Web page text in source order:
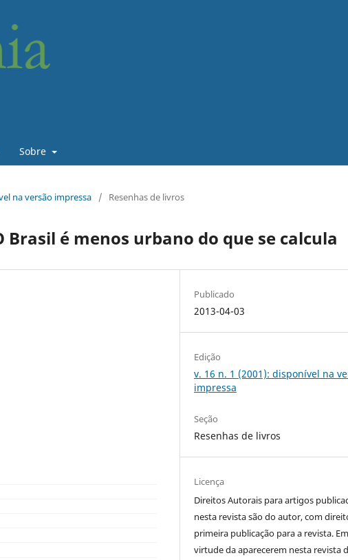
Sobre
na versão impressa / Resenhas de livros
Brasil é menos urbano do que se calcula
Publicado
2013-04-03
Edição
v. 16 n. 1 (2001): disponível na
impressa
Seção
Resenhas de livros
Licença
Direitos Autorais para artigos
nesta revista são do autor, com
primeira publicação para a revista. Em
virtude da aparecerem nesta revista